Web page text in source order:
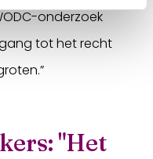
onderzoek
tot het recht
"Het